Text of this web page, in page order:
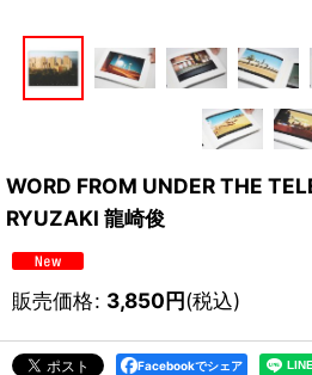
WORD FROM UNDER THE
RYUZAKI 龍崎俊
販売価格: 3,850円(税込)
Facebookでシェア